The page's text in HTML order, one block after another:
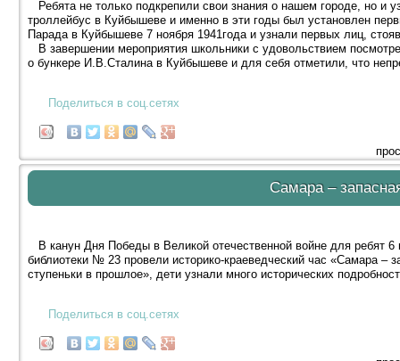
Ребята не только подкрепили свои знания о нашем городе, но и
троллейбус в Куйбышеве и именно в эти годы был установлен
Парада в Куйбышеве 7 ноября 1941года и узнали первых лиц,
В завершении мероприятия школьники с удовольствием
о бункере И.В.Сталина в Куйбышеве и для себя отметили, что
Поделиться в соц.сетях
Самара –
В канун Дня Победы в Великой отечественной войне для ребят
библиотеки № 23 провели историко-краеведческий час «Самара –
ступеньки в прошлое», дети узнали много исторических
Поделиться в соц.сетях